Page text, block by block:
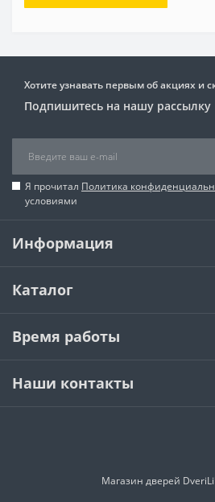
Хотите узнавать первым об акциях и
Подпишитесь на нашу рассылку
Я прочитал Политика
условиями
Информация
Каталог
Время работы
Наши контакты
Магазин дверей